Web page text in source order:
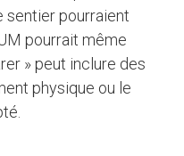
sentier pourraient
pourrait même
» peut inclure des
physique ou le